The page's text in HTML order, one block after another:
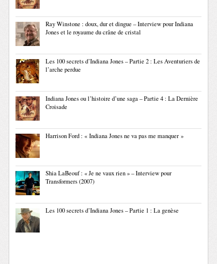
Ray Winstone : doux, dur et dingue – Interview pour Indiana
Jones et le royaume du crâne de cristal
Les 100 secrets d’Indiana Jones – Partie 2 : Les Aventuriers de
l’arche perdue
Indiana Jones ou l’histoire d’une saga – Partie 4 : La Dernière
Croisade
Harrison Ford : « Indiana Jones ne va pas me manquer »
Shia LaBeouf : « Je ne vaux rien » – Interview pour
Transformers (2007)
Les 100 secrets d’Indiana Jones – Partie 1 : La genèse